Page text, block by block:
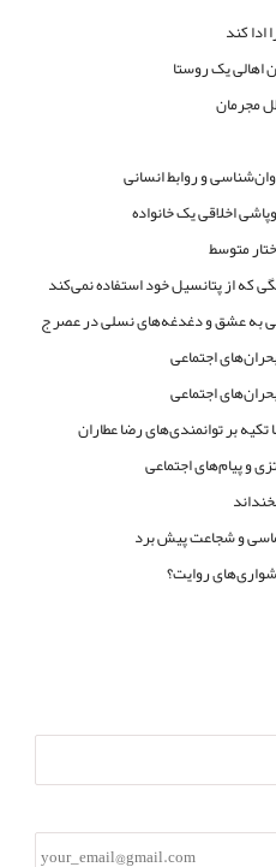
کند
اهالی یک روستا
مجرمان
و روابط انسانی
اخلاقی یک خانواده
متوسط
که از پتانسیل خود استفاده نمی‌کند
به عشق و دغدغه‌های نسلی در عصر ج
اجتماعی
اجتماعی
بر توانمندی‌های رضا عطاران
و پیام‌های اجتماعی
و شجاعت پیش برد
روایت؟